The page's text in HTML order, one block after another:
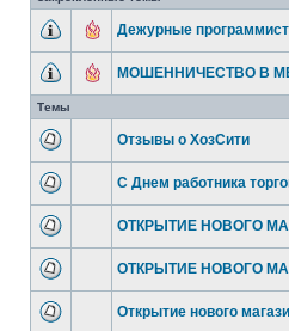
Дежурные
МОШЕННИЧЕСТВО В
Темы
Отзывы о ХозСити
С Днем работника
ОТКРЫТИЕ НОВОГО
ОТКРЫТИЕ НОВОГО
Открытие нового